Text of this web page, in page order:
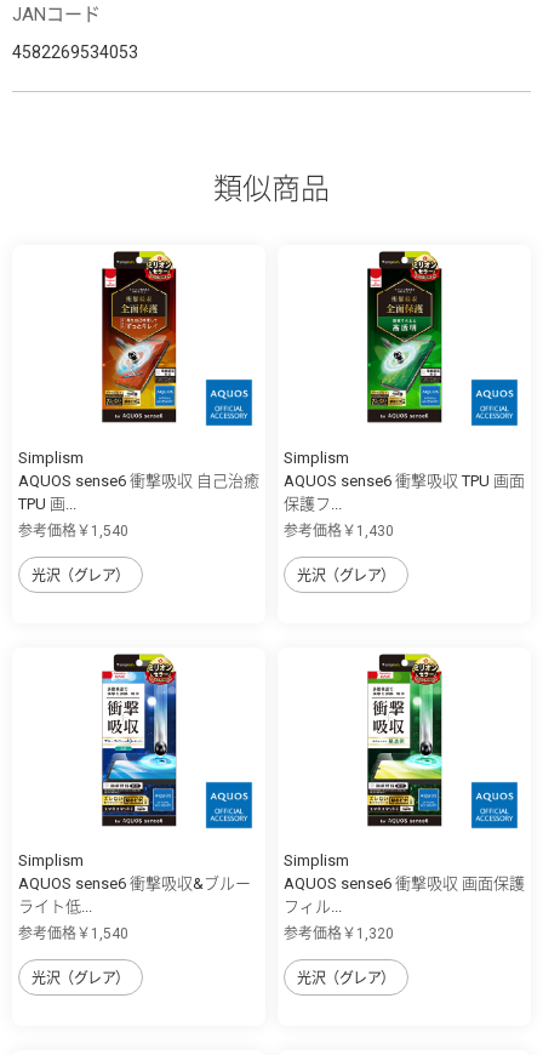
JANコード
4582269534053
類似商品
Simplism
AQUOS sense6 衝撃吸収 自己治癒
TPU 画...
参考価格￥1,540
光沢（グレア）
Simplism
AQUOS sense6 衝撃吸収 TPU 画面
保護フ...
参考価格￥1,430
光沢（グレア）
Simplism
AQUOS sense6 衝撃吸収&ブルー
ライト低...
参考価格￥1,540
光沢（グレア）
Simplism
AQUOS sense6 衝撃吸収 画面保護
フィル...
参考価格￥1,320
光沢（グレア）